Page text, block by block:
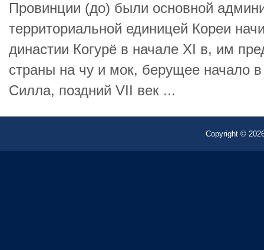
Провинции (до) были основной
территориальной единицей Кореи
династии Когурё в начале XI в, им
страны на чу и мок, берущее начало в
Силла, поздний VII век ...
Copyright ©